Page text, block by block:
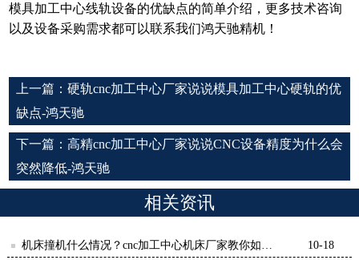
模具加工中心线轨设备的优缺点的简单介绍，更多技术咨询
以及设备采购需求都可以联系我们鸿天驰精机 ！
上一篇： 硬轨cnc加工中心厂家说说模具加工中心硬轨的优
缺点-鸿天驰
下一篇： 高精cnc加工中心厂家说说CNC设备精度为什么会
突然降低-鸿天驰
相关资讯
机床撞机什么情况？cnc加工中心机床厂家教你如何
10-18